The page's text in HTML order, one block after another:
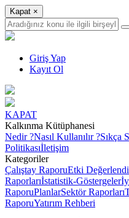
Kapat ×
Giriş Yap
Kayıt Ol
KAPAT
Kalkınma Kütüphanesi
Nedir ?Nasıl Kullanılır ?Sıkça
Politikasıİletişim
Kategoriler
Çalıştay RaporuEtki
Raporlarıİstatistik-Göstergeler
RaporuPlanlarSektör Raporları
RaporuYatırım Rehberi